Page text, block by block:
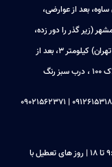
ساوه، بعد از عوارضی،
(زیر گذر را دور زده،
اتوبان ساوه به سمت تهران) کیلومتر 3، بعد از
رنگ
02155279834 | 09126153185 | 09021562371
همه روزه ساعت 9:00 تا 18 | روز های تعطیل با